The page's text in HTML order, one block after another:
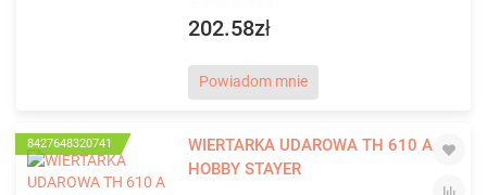
202.58zł
Powiadom mnie
8427648320741
WIERTARKA UDAROWA TH 610 A
HOBBY STAYER